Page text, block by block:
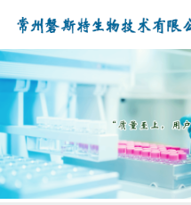
公司首页
公司介绍